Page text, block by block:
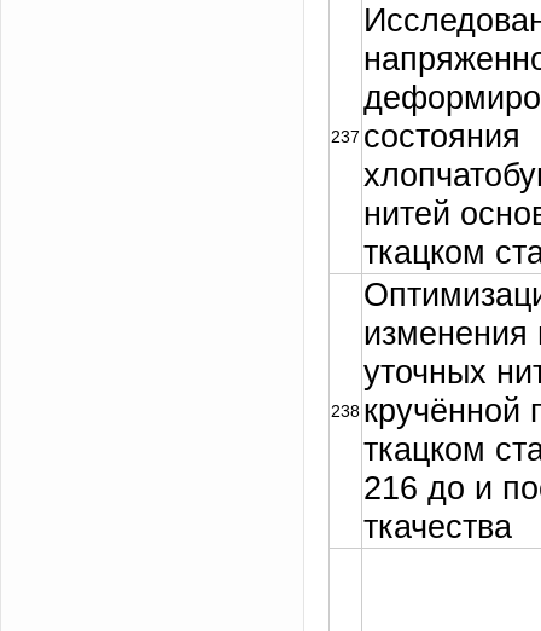
237 состояния
нитей
ткацком
238
изменения
уточных
кручённой
ткацком
216 до и
ткачества